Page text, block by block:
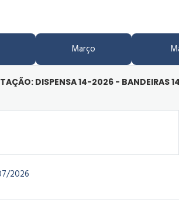
Março
DISPENSA 14-2026 - BANDEIRAS
2026